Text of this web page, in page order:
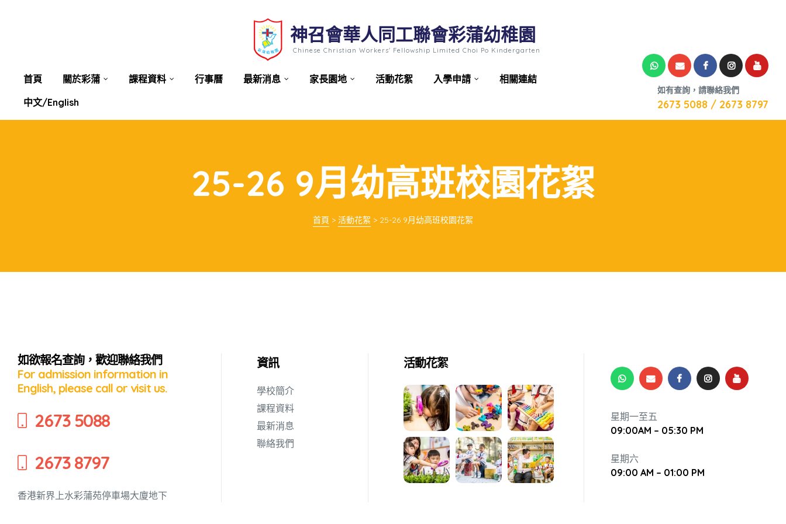
Chinese Christian Workers' Fellowship Limited Choi Po Kindergarten
神召會華人同工聯會彩蒲幼稚園
首頁 關於彩蒲 課程資料 行事曆 最新消息 家長園地 活動花絮 入學申請
相關連結
中文/English
如有查詢，請聯絡我們
2673 5088 / 2673 8797
25-26 9月幼高班校園花絮
首頁 > 活動花絮 > 25-26 9月幼高班校園花絮
如欲報名查詢，歡迎聯絡我們
For admission information in
English, please call or visit us.
2673 5088
2673 8797
香港新界上水彩蒲苑停車場大廈地下
資訊
學校簡介
課程資料
最新消息
聯絡我們
活動花絮
星期一至五
09:00AM – 05:30 PM
星期六
09:00 AM – 01:00 PM